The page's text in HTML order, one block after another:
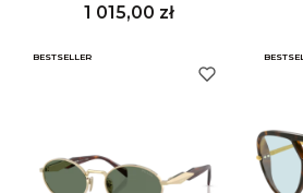
Cena
1 015,00 zł
BESTSELLER